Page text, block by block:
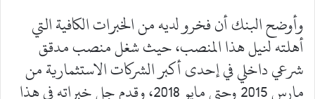
وأوضح البنك أن فخرو لديه من الخبرات الكافية التي
أهلته لنيل هذا المنصب، حيث شغل منصب مدقق
شرعي داخلي في إحدى أكبر الشركات الاستثمارية من
مارس 2015 وحتى مايو 2018، وقدم جل خبراته في هذا